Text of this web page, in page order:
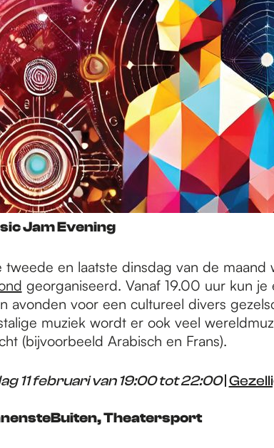
Jam Evening
tweede en laatste dinsdag van de maand
georganiseerd. Vanaf 19.00 uur kun
avonden voor een cultureel divers
muziek wordt er ook veel
(bijvoorbeeld Arabisch en Frans).
11 februari van 19:00 tot 22:00
Theatersport